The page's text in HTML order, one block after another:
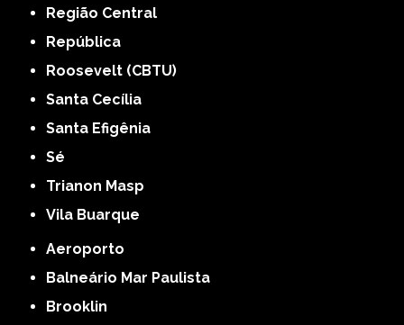
Região Central
República
Roosevelt (CBTU)
Santa Cecília
Santa Efigênia
Sé
Trianon Masp
Vila Buarque
Aeroporto
Balneário Mar Paulista
Brooklin